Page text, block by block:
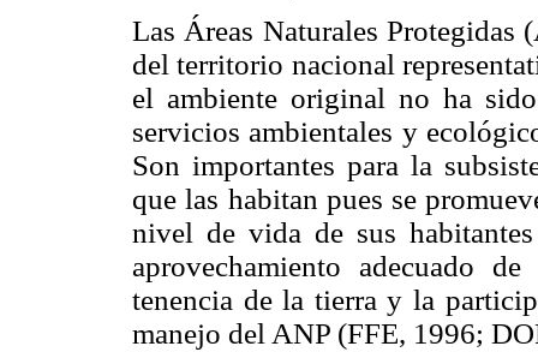
Las Áreas Naturales Protegidas
del territorio nacional
el ambiente original no ha
servicios ambientales y
Son importantes para la
que las habitan pues se
nivel de vida de sus
aprovechamiento adecuado
tenencia de la tierra y la
manejo del ANP (FFE, 1996;